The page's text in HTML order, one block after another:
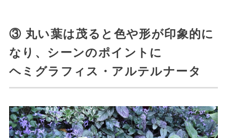
③ 丸い葉は茂ると色や形が印象的に
なり、シーンのポイントに
ヘミグラフィス・アルテルナータ